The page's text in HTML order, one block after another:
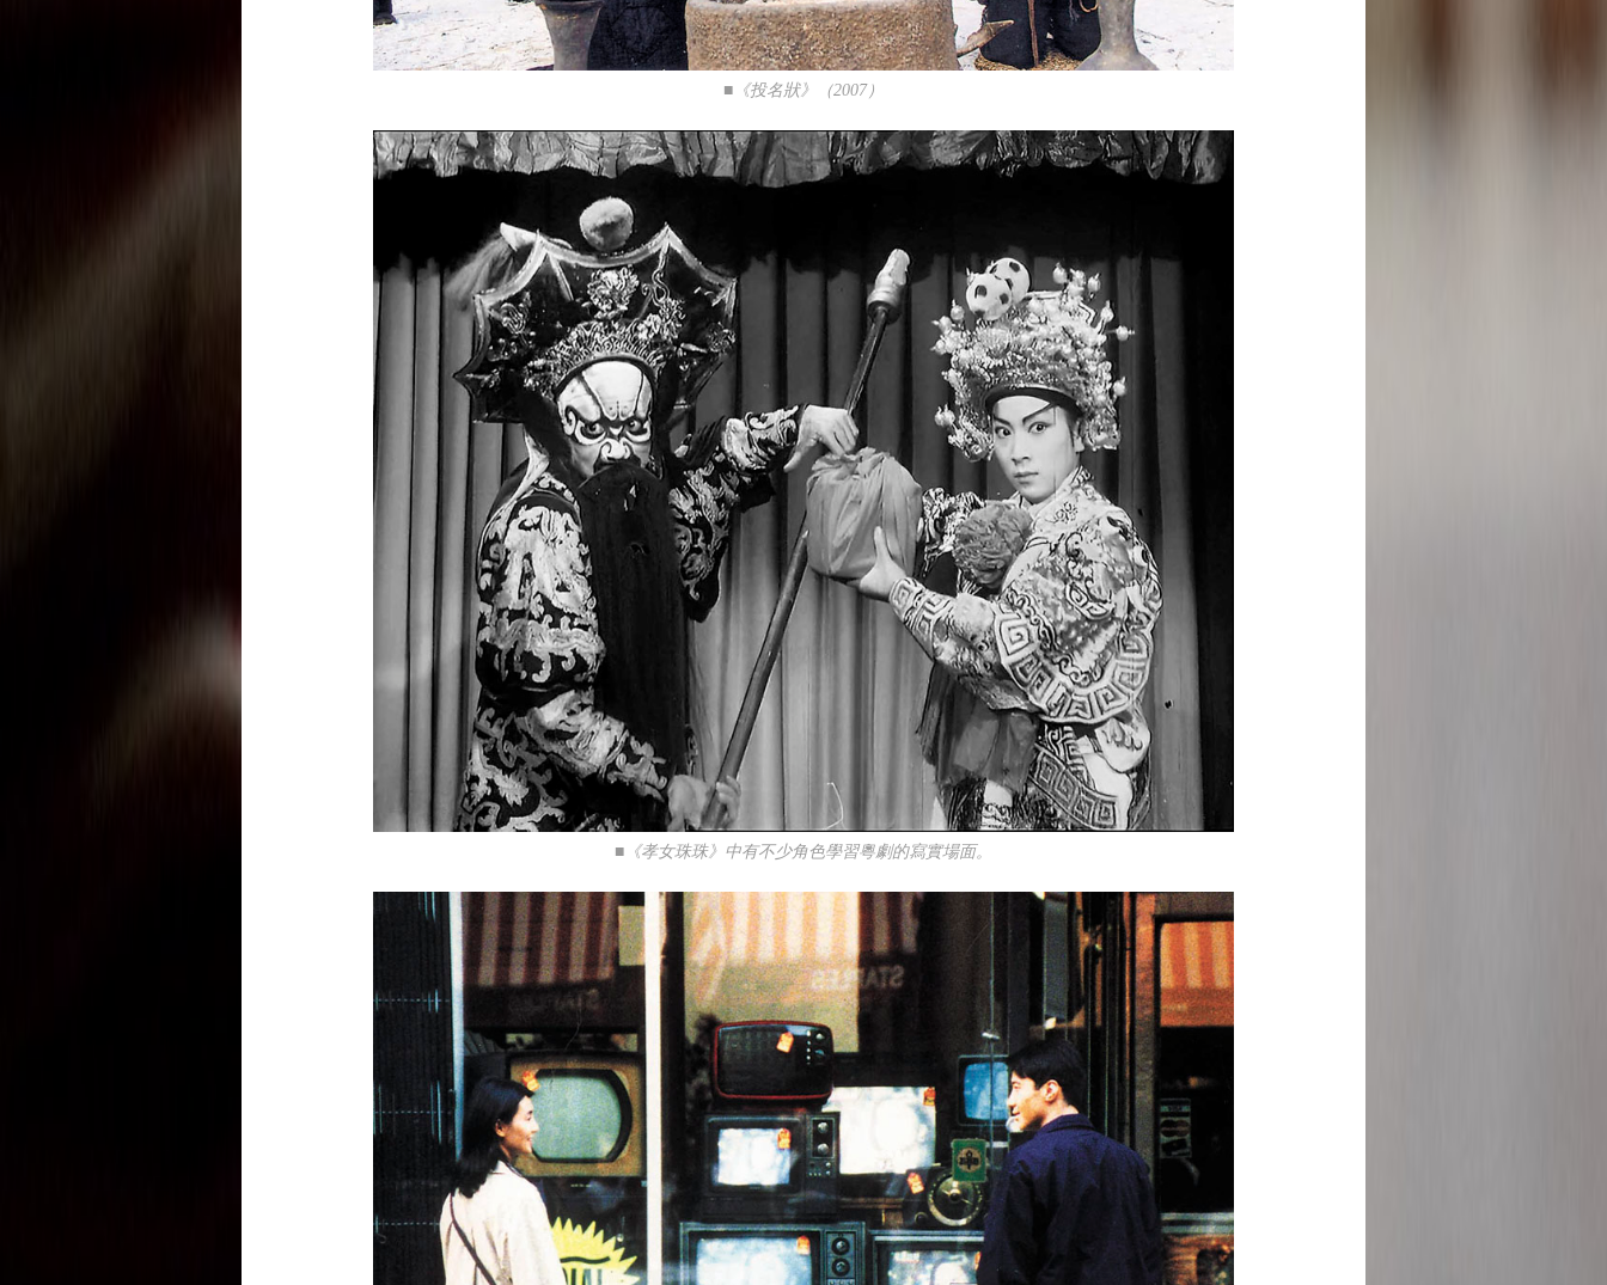
■《投名狀》（2007）
■《孝女珠珠》中有不少角色學習粵劇的寫實場面。